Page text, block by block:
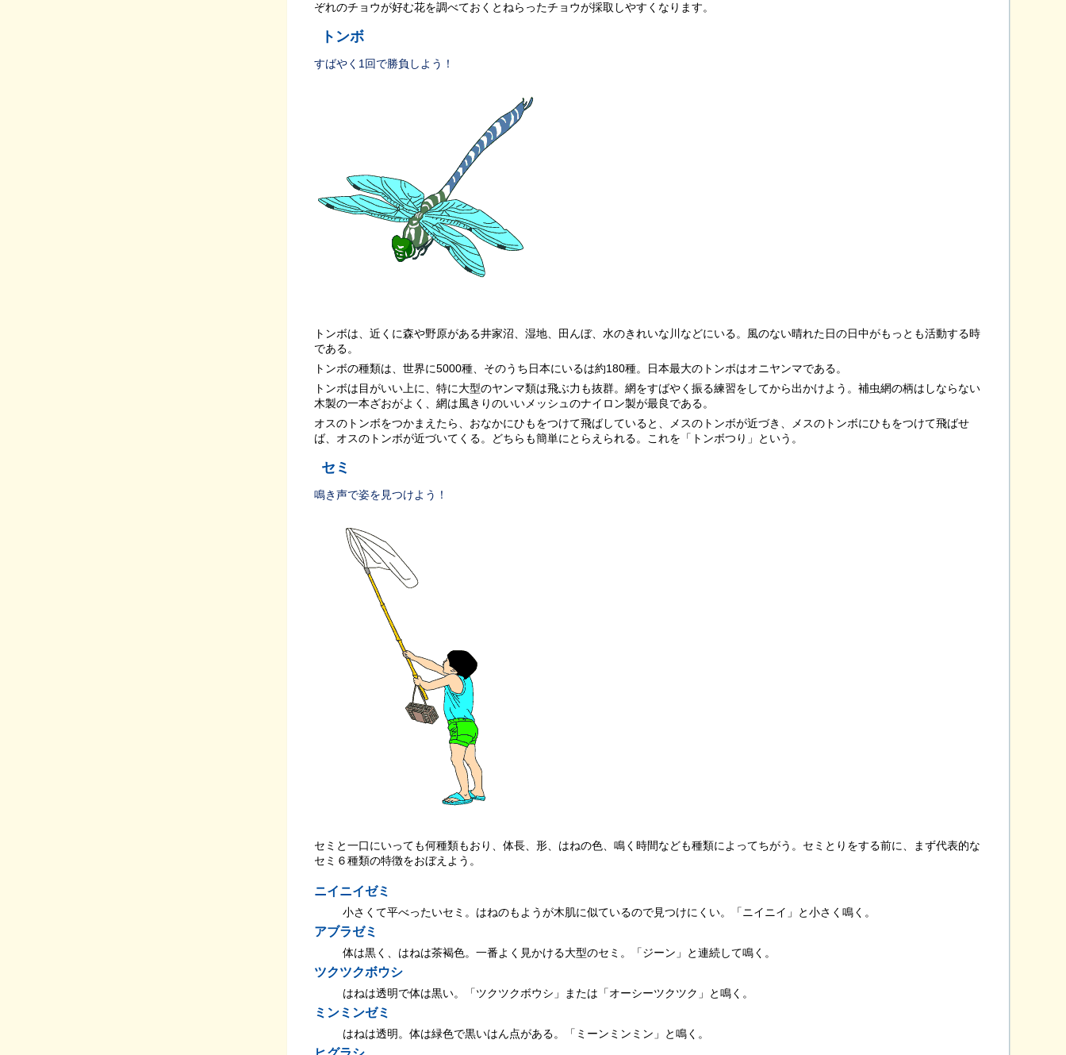
ぞれのチョウが好む花を調べておくとねらったチョウが採取しやすくなります。
トンボ
すばやく1回で勝負しよう！
トンボは、近くに森や野原がある井家沼、湿地、田んぼ、水のきれいな川などにいる。風のない晴れた日の日中がもっとも活動する時
である。
トンボの種類は、世界に5000種、そのうち日本にいるは約180種。日本最大のトンボはオニヤンマである。
トンボは目がいい上に、特に大型のヤンマ類は飛ぶ力も抜群。網をすばやく振る練習をしてから出かけよう。補虫網の柄はしならない
木製の一本ざおがよく、網は風きりのいいメッシュのナイロン製が最良である。
オスのトンボをつかまえたら、おなかにひもをつけて飛ばしていると、メスのトンボが近づき、メスのトンボにひもをつけて飛ばせ
ば、オスのトンボが近づいてくる。どちらも簡単にとらえられる。これを「トンボつり」という。
セミ
鳴き声で姿を見つけよう！
セミと一口にいっても何種類もおり、体長、形、はねの色、鳴く時間なども種類によってちがう。セミとりをする前に、まず代表的な
セミ６種類の特徴をおぼえよう。
ニイニイゼミ
小さくて平べったいセミ。はねのもようが木肌に似ているので見つけにくい。「ニイニイ」と小さく鳴く。
アブラゼミ
体は黒く、はねは茶褐色。一番よく見かける大型のセミ。「ジーン」と連続して鳴く。
ツクツクボウシ
はねは透明で体は黒い。「ツクツクボウシ」または「オーシーツクツク」と鳴く。
ミンミンゼミ
はねは透明。体は緑色で黒いはん点がある。「ミーンミンミン」と鳴く。